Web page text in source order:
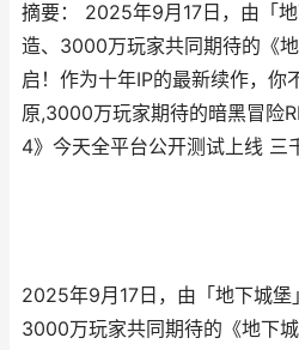
摘要： 2025年9月17日，由「
造、3000万玩家共同期待的《
启！作为十年IP的最新续作，你
原,3000万玩家期待的暗黑冒险
4》今天全平台公开测试上线 三
2025年9月17日，由「地下城堡
3000万玩家共同期待的《地下